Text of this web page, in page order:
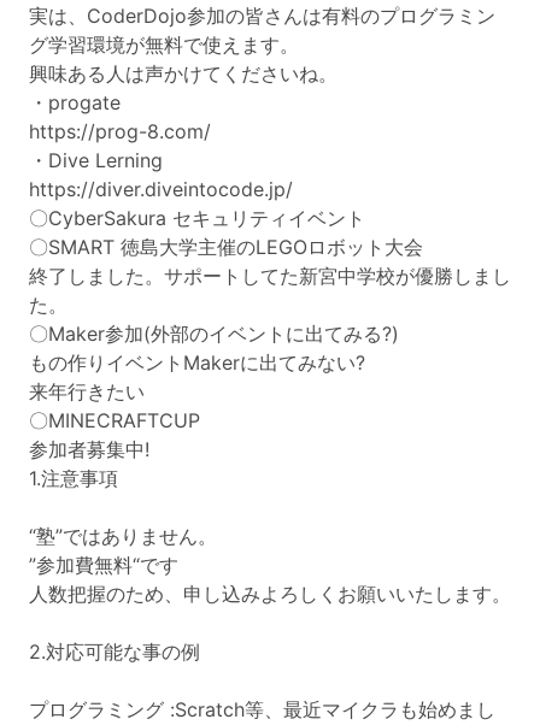
実は、CoderDojo参加の皆さんは有料のプログラミン
グ学習環境が無料で使えます。
興味ある人は声かけてくださいね。
・progate
https://prog-8.com/
・Dive Lerning
https://diver.diveintocode.jp/
〇CyberSakura セキュリティイベント
〇SMART 徳島大学主催のLEGOロボット大会
終了しました。サポートしてた新宮中学校が優勝しまし
た。
〇Maker参加(外部のイベントに出てみる?)
もの作りイベントMakerに出てみない?
来年行きたい
〇MINECRAFTCUP
参加者募集中!
1.注意事項
“塾”ではありません。
”参加費無料“です
人数把握のため、申し込みよろしくお願いいたします。
2.対応可能な事の例
プログラミング :Scratch等、最近マイクラも始めまし